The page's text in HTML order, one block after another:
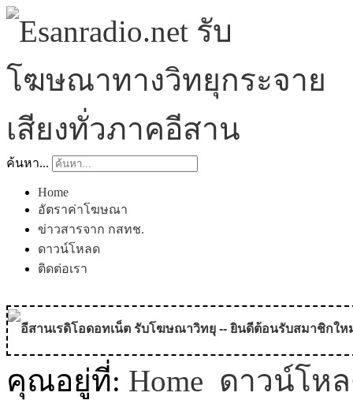
ค้นหา...
Home
อัตราค่าโฆษณา
ข่าวสารจาก กสทช.
ดาวน์โหลด
ติดต่อเรา
อีสานเรดิโอดอทเน็ต รับโฆษณาวิทยุ -- ยินดีต้อนรับสมาชิกใหม่
MODULE SBAHJAOUI WEATHER
คุณอยู่ที่: Home ดาวน์โห